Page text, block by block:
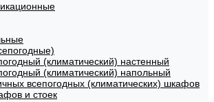
(климатический) настенный
(климатический) напольный
всепогодных (климатических) шкафов
и стоек